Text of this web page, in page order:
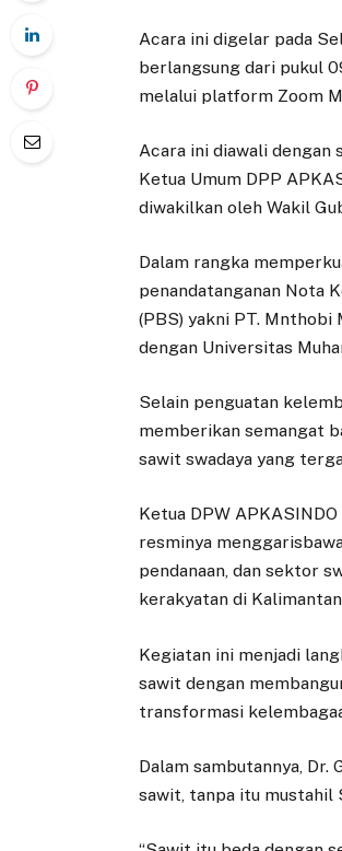
Acara ini digelar pada
berlangsung dari pukul
melalui platform Zoom
Acara ini diawali dengan
Ketua Umum DPP
diwakilkan oleh Wakil
Dalam rangka
penandatanganan Nota
(PBS) yakni PT. Mnthobi
dengan Universitas
Selain penguatan
memberikan semangat
sawit swadaya yang
Ketua DPW
resminya
pendanaan, dan sektor
kerakyatan di
Kegiatan ini menjadi
sawit dengan
transformasi
Dalam sambutannya,
sawit, tanpa itu mustahil